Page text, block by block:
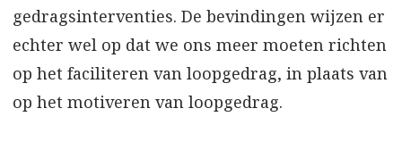
gedragsinterventies. De bevindingen wijzen er
echter wel op dat we ons meer moeten richten
op het faciliteren van loopgedrag, in plaats van
op het motiveren van loopgedrag.